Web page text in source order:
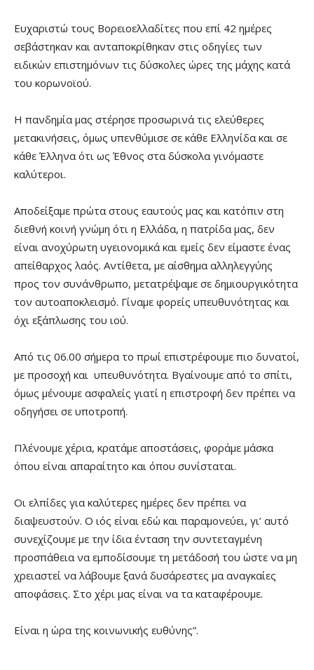
Ευχαριστώ τους Βορειοελλαδίτες που επί 42 ημέρες
σεβάστηκαν και ανταποκρίθηκαν στις οδηγίες των
ειδικών επιστημόνων τις δύσκολες ώρες της μάχης κατά
του κορωνοϊού.
Η πανδημία μας στέρησε προσωρινά τις ελεύθερες
μετακινήσεις, όμως υπενθύμισε σε κάθε Ελληνίδα και σε
κάθε Έλληνα ότι ως Έθνος στα δύσκολα γινόμαστε
καλύτεροι.
Αποδείξαμε πρώτα στους εαυτούς μας και κατόπιν στη
διεθνή κοινή γνώμη ότι η Ελλάδα, η πατρίδα μας, δεν
είναι ανοχύρωτη υγειονομικά και εμείς δεν είμαστε ένας
απείθαρχος λαός. Αντίθετα, με αίσθημα αλληλεγγύης
προς τον συνάνθρωπο, μετατρέψαμε σε δημιουργικότητα
τον αυτοαποκλεισμό. Γίναμε φορείς υπευθυνότητας και
όχι εξάπλωσης του ιού.
Από τις 06.00 σήμερα το πρωί επιστρέφουμε πιο δυνατοί,
με προσοχή και υπευθυνότητα. Βγαίνουμε από το σπίτι,
όμως μένουμε ασφαλείς γιατί η επιστροφή δεν πρέπει να
οδηγήσει σε υποτροπή.
Πλένουμε χέρια, κρατάμε αποστάσεις, φοράμε μάσκα
όπου είναι απαραίτητο και όπου συνίσταται.
Οι ελπίδες για καλύτερες ημέρες δεν πρέπει να
διαψευστούν. Ο ιός είναι εδώ και παραμονεύει, γι’ αυτό
συνεχίζουμε με την ίδια ένταση την συντεταγμένη
προσπάθεια να εμποδίσουμε τη μετάδοσή του ώστε να μη
χρειαστεί να λάβουμε ξανά δυσάρεστες μα αναγκαίες
αποφάσεις. Στο χέρι μας είναι να τα καταφέρουμε.
Είναι η ώρα της κοινωνικής ευθύνης”.